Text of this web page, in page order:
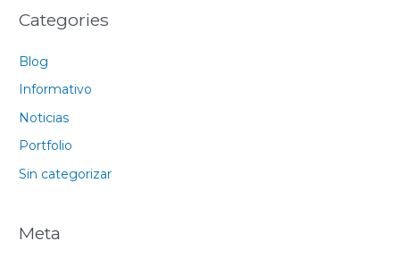
Categories
Blog
Informativo
Noticias
Portfolio
Sin categorizar
Meta